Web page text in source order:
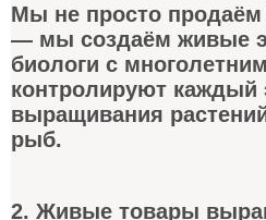
Мы не просто
— мы создаём живые
биологи с
контролируют каждый
выращивания
рыб.
2. Живые товары